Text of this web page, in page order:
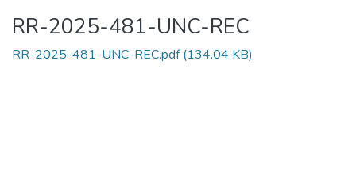
RR-2025-481-UNC-REC
RR-2025-481-UNC-REC.pdf(134.04 KB)